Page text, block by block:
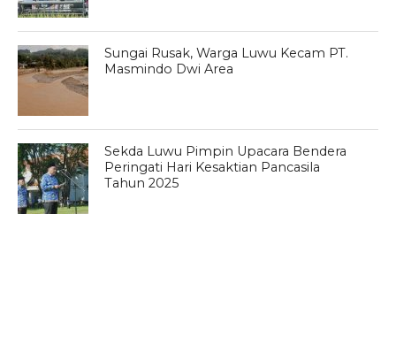
Sungai Rusak, Warga Luwu Kecam PT.
Masmindo Dwi Area
Sekda Luwu Pimpin Upacara Bendera
Peringati Hari Kesaktian Pancasila
Tahun 2025